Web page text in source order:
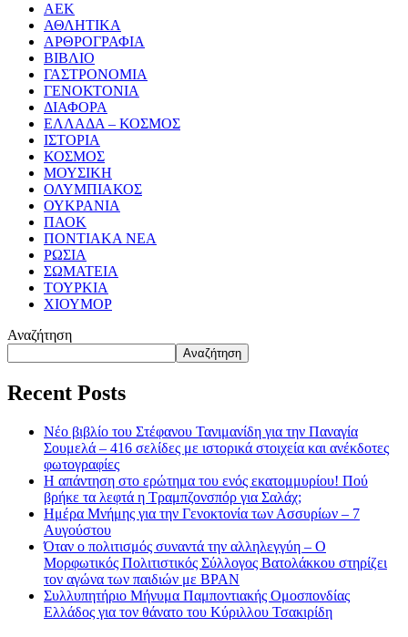
ΑΕΚ
ΑΘΛΗΤΙΚΑ
ΑΡΘΡΟΓΡΑΦΙΑ
ΒΙΒΛΙΟ
ΓΑΣΤΡΟΝΟΜΙΑ
ΓΕΝΟΚΤΟΝΙΑ
ΔΙΑΦΟΡΑ
ΕΛΛΑΔΑ – ΚΟΣΜΟΣ
ΙΣΤΟΡΙΑ
ΚΟΣΜΟΣ
ΜΟΥΣΙΚΗ
ΟΛΥΜΠΙΑΚΟΣ
ΟΥΚΡΑΝΙΑ
ΠΑΟΚ
ΠΟΝΤΙΑΚΑ ΝΕΑ
ΡΩΣΙΑ
ΣΩΜΑΤΕΙΑ
ΤΟΥΡΚΙΑ
ΧΙΟΥΜΟΡ
Αναζήτηση
Αναζήτηση
Recent Posts
Νέο βιβλίο του Στέφανου Τανιμανίδη για την Παναγία
Σουμελά – 416 σελίδες με ιστορικά στοιχεία και ανέκδοτες
φωτογραφίες
Η απάντηση στο ερώτημα του ενός εκατομμυρίου! Πού
βρήκε τα λεφτά η Τραμπζονσπόρ για Σαλάχ;
Ημέρα Μνήμης για την Γενοκτονία των Ασσυρίων – 7
Αυγούστου
Όταν ο πολιτισμός συναντά την αλληλεγγύη – Ο
Μορφωτικός Πολιτιστικός Σύλλογος Βατολάκκου στηρίζει
τον αγώνα των παιδιών με BPAN
Συλλυπητήριο Μήνυμα Παμποντιακής Ομοσπονδίας
Ελλάδος για τον θάνατο του Κύριλλου Τσακιρίδη